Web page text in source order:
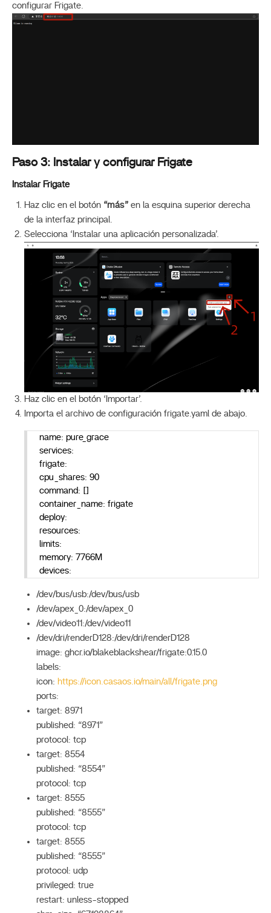
configurar Frigate.
Paso 3: Instalar y configurar Frigate
Instalar Frigate
Haz clic en el botón “más” en la esquina superior derecha
de la interfaz principal.
Selecciona ‘Instalar una aplicación personalizada’.
Haz clic en el botón ‘Importar’.
Importa el archivo de configuración frigate.yaml de abajo.
name: pure_grace
services:
frigate:
cpu_shares: 90
command: []
container_name: frigate
deploy:
resources:
limits:
memory: 7766M
devices:
/dev/bus/usb:/dev/bus/usb
/dev/apex_0:/dev/apex_0
/dev/video11:/dev/video11
/dev/dri/renderD128:/dev/dri/renderD128
image: ghcr.io/blakeblackshear/frigate:0.15.0
labels:
icon: https://icon.casaos.io/main/all/frigate.png
ports:
target: 8971
published: “8971”
protocol: tcp
target: 8554
published: “8554”
protocol: tcp
target: 8555
published: “8555”
protocol: tcp
target: 8555
published: “8555”
protocol: udp
privileged: true
restart: unless-stopped